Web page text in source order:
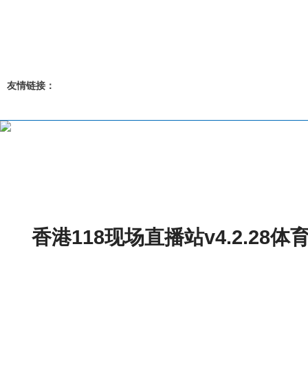
友情链接：
香港118现场直播站v4.2.28体